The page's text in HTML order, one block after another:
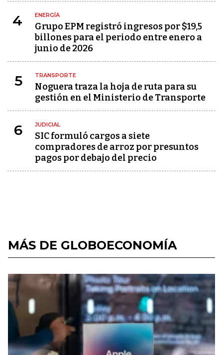
4 ENERGÍA
Grupo EPM registró ingresos por $19,5
billones para el periodo entre enero a
junio de 2026
5 TRANSPORTE
Noguera traza la hoja de ruta para su
gestión en el Ministerio de Transporte
6 JUDICIAL
SIC formuló cargos a siete
compradores de arroz por presuntos
pagos por debajo del precio
MÁS DE GLOBOECONOMÍA